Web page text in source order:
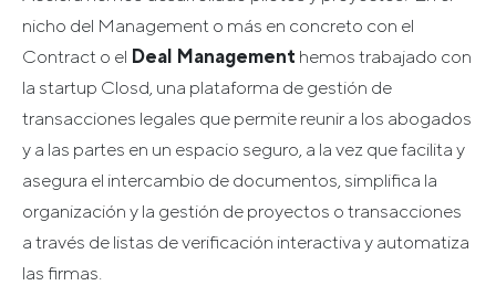
nicho del Management o más en concreto con el
Contract o el Deal Management hemos trabajado con
la startup Closd, una plataforma de gestión de
transacciones legales que permite reunir a los abogados
y a las partes en un espacio seguro, a la vez que facilita y
asegura el intercambio de documentos, simplifica la
organización y la gestión de proyectos o transacciones
a través de listas de verificación interactiva y automatiza
las firmas.